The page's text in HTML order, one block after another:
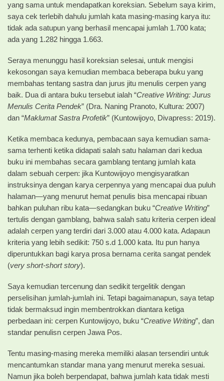
yang sama untuk mendapatkan koreksian. Sebelum saya kirim,
saya cek terlebih dahulu jumlah kata masing-masing karya itu:
tidak ada satupun yang berhasil mencapai jumlah 1.700 kata;
ada yang 1.282 hingga 1.663.
Seraya menunggu hasil koreksian selesai, untuk mengisi
kekosongan saya kemudian membaca beberapa buku yang
membahas tentang sastra dan jurus jitu menulis cerpen yang
baik. Dua di antara buku tersebut ialah “Creative Writing: Jurus
Menulis Cerita Pendek” (Dra. Naning Pranoto, Kultura: 2007)
dan “Maklumat Sastra Profetik” (Kuntowijoyo, Divapress: 2019).
Ketika membaca kedunya, pembacaan saya kemudian sama-
sama terhenti ketika didapati salah satu halaman dari kedua
buku ini membahas secara gamblang tentang jumlah kata
dalam sebuah cerpen: jika Kuntowijoyo mengisyaratkan
instruksinya dengan karya cerpennya yang mencapai dua puluh
halaman—yang menurut hemat penulis bisa mencapai ribuan
bahkan puluhan ribu kata—sedangkan buku “Creative Writing”
tertulis dengan gamblang, bahwa salah satu kriteria cerpen ideal
adalah cerpen yang terdiri dari 3.000 atau 4.000 kata. Adapaun
kriteria yang lebih sedikit: 750 s.d 1.000 kata. Itu pun hanya
diperuntukkan bagi karya prosa bernama cerita sangat pendek
(very short-short story).
Saya kemudian tercenung dan sedikit tergelitik dengan
perselisihan jumlah-jumlah ini. Tetapi bagaimanapun, saya tetap
tidak bermaksud ingin membentrokkan diantara ketiga
perbedaan ini: cerpen Kuntowijoyo, buku “Creative Writing”, dan
standar penulisn cerpen Jawa Pos.
Tentu masing-masing mereka memiliki alasan tersendiri untuk
mencantumkan standar mana yang menurut mereka sesuai.
Namun jika boleh berpendapat, bahwa jumlah kata tidak mesti